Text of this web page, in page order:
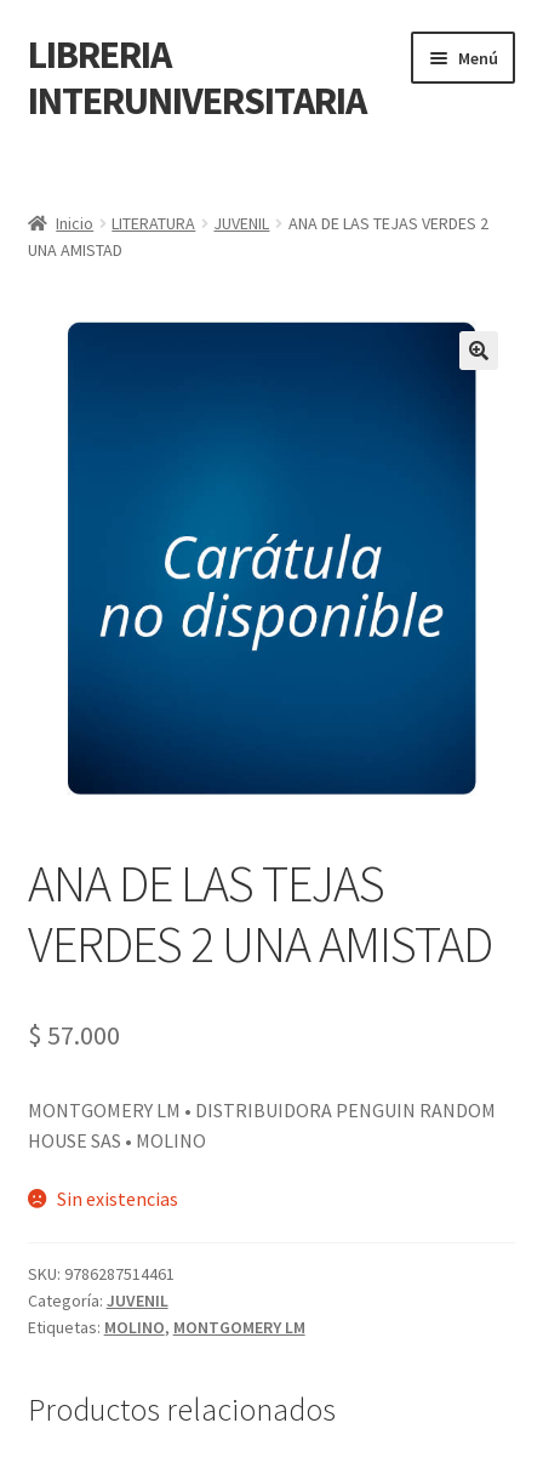
LIBRERIA
INTERUNIVERSITARIA
Menú
Carrito
POLÍTICA DE MANEJO DE INFORMACIÓN Y DATOS
PERSONALES DE CORPORACIÓN INTERUNIVERSITARIA DE
SERVICIO
Tienda
Inicio LITERATURA JUVENIL
ANA DE LAS TEJAS VERDES 2
UNA AMISTAD
ANA DE LAS TEJAS
VERDES 2 UNA AMISTAD
$ 57.000
MONTGOMERY LM • DISTRIBUIDORA PENGUIN RANDOM
HOUSE SAS • MOLINO
Sin existencias
SKU: 9786287514461
Categoría: JUVENIL
Etiquetas: MOLINO, MONTGOMERY LM
Productos relacionados